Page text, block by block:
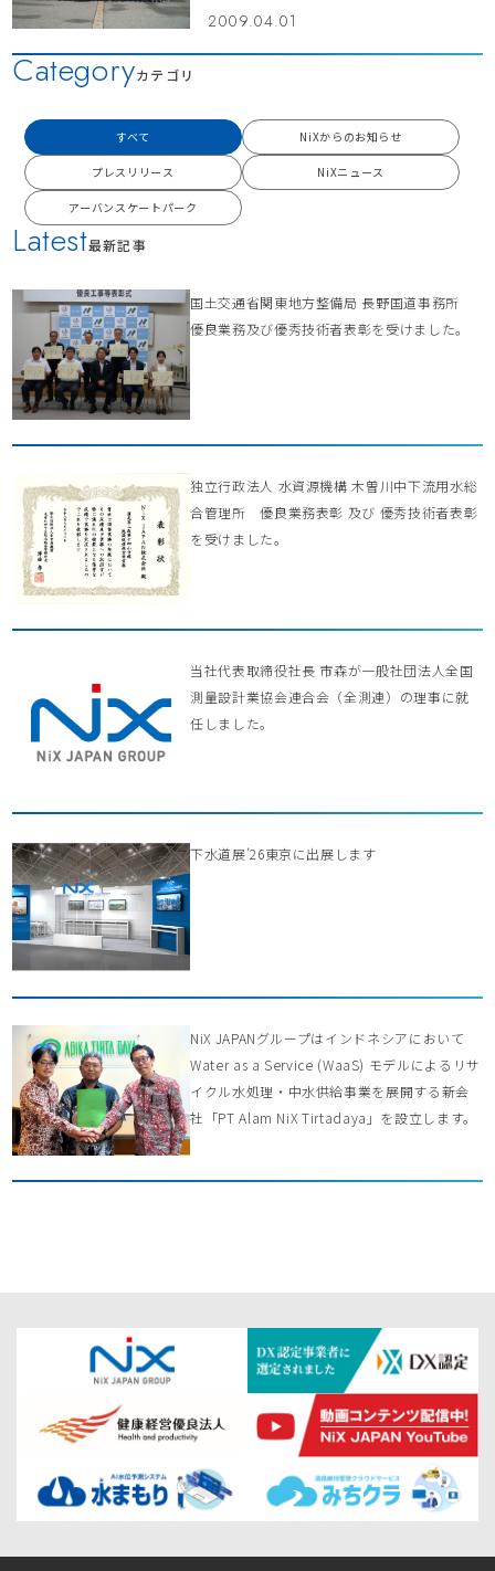
2009.04.01
Latest最新記事
国土交通省関東地方整備局 長野国道事務所
優良業務及び優秀技術者表彰を受けました。
独立行政法人 水資源機構 木曽川中下流用水総
合管理所 優良業務表彰 及び 優秀技術者表彰
を受けました。
当社代表取締役社長 市森が一般社団法人全国
測量設計業協会連合会（全測連）の理事に就
任しました。
下水道展’26東京に出展します
NiX JAPANグループはインドネシアにおいて
Water as a Service (WaaS) モデルによるリサ
イクル水処理・中水供給事業を展開する新会
社「PT Alam NiX Tirtadaya」を設立します。
Categoryカテゴリ
すべて NiXからのお知らせ
プレスリリース NiXニュース
アーバンスケートパーク